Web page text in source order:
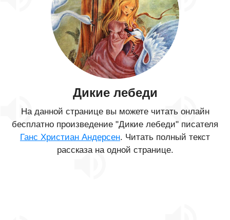
Дикие лебеди
На данной странице вы можете читать онлайн
бесплатно произведение "Дикие лебеди" писателя
Ганс Христиан Андерсен. Читать полный текст
рассказа на одной странице.